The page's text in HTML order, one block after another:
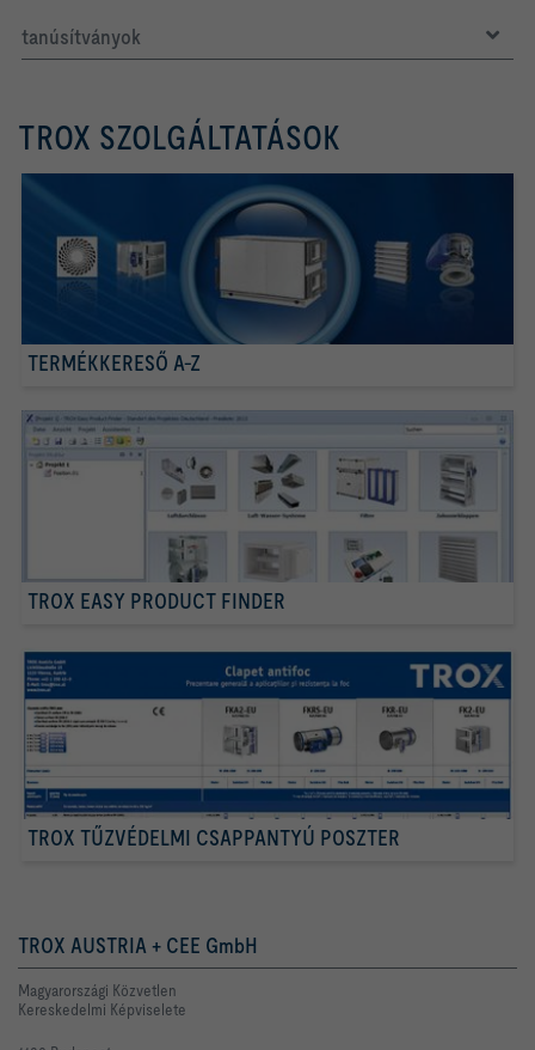
tanúsítványok
TROX SZOLGÁLTATÁSOK
TERMÉKKERESŐ A-Z
TROX EASY PRODUCT FINDER
TROX TŰZVÉDELMI CSAPPANTYÚ POSZTER
TROX AUSTRIA + CEE GmbH
Magyarországi Közvetlen
Kereskedelmi Képviselete